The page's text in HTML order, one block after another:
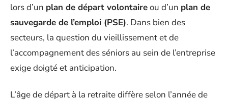
lors d’un plan de départ volontaireou d’un plan de
sauvegarde de l’emploi (PSE). Dans bien des
secteurs, la question du vieillissement et de
l’accompagnement des séniors au sein de l’entreprise
exige doigté et anticipation.
L’âge de départ à la retraite diffère selon l’année de